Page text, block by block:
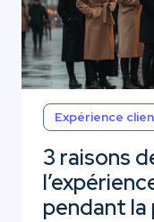
Expérience
3 raisons
pendant la